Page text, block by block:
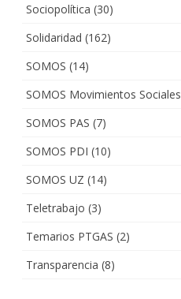
Sociopolítica (30)
Solidaridad (162)
SOMOS (14)
SOMOS Movimientos Sociales
SOMOS PAS (7)
SOMOS PDI (10)
SOMOS UZ (14)
Teletrabajo (3)
Temarios PTGAS (2)
Transparencia (8)